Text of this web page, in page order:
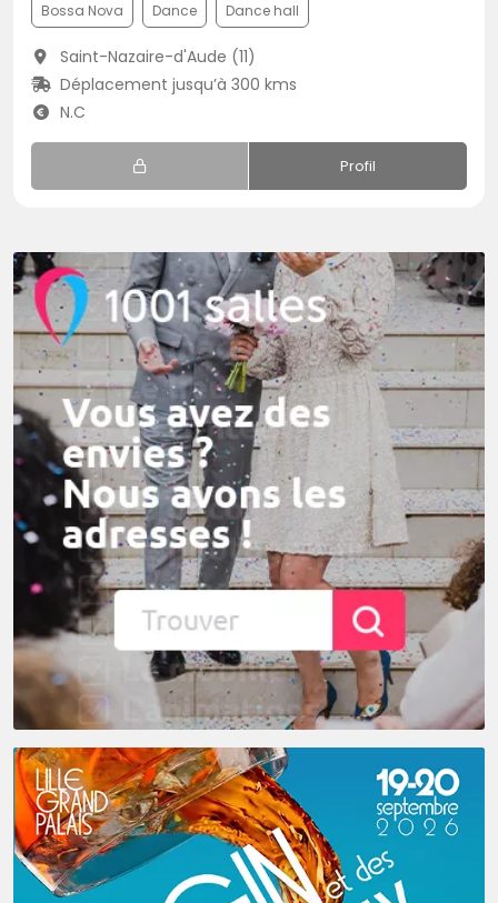
Bossa Nova Dance Dance hall
Saint-Nazaire-d'Aude (11)
Déplacement jusqu’à 300 kms
N.C
Profil